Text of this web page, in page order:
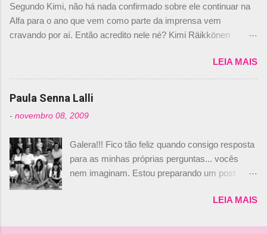
não será o companheiro de Bruno Senna em
2010. "Na verdade, nós recebemos uma oferta
de Piquet", admitiu Audetto. “Mas depois de ter
dois brasileiros”, explicou, dizendo ainda que
não tem nada contra o filho do tricampeão
Nelson Piquet. “Ele é um bom piloto, rápido e
experiente.” Audetto disse ainda que a suposta
não corresponde à realidade. “O suposto 15%
de investimento seria menor do que aquilo que
outros pilotos podem trazer: italianos, r...
Segundo Kimi, não há nada confirmado sobre ele continuar na
Alfa para o ano que vem como parte da imprensa vem
cravando por aí. Então acredito nele né? Kimi Räikkönen
truth but I’ve never had an option in my contract so that’s
should, pretty much, tell you that it’s not true." #Kimi7 #EifelGP
#AlfaRomeoRacing pic.twitter.com/77EDVn39Ia — Kimi
Romain falando sobre o fato do Iceman estar há tantos anos na
@RGrosjean ! #EifelGP 🇩🇪 #F1
pic.twitter.com/GSAu1LWnwW — Formula 1 (@F1) October 8,
2020 Beijinhos, Ludy
LEIA MAIS
Paula Senna Lalli
- novembro 08, 2009
Galera!!! Fico tão feliz quando consigo resposta
para as minhas próprias perguntas... vocês
nem imaginam. Estou preparando um post
nunca falei sobre ela, aqui no Octeto. No meio
LEIA MAIS